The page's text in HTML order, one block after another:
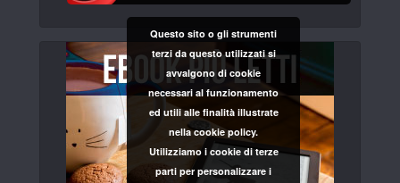
Questo sito o gli strumenti
terzi da questo utilizzati si
avvalgono di cookie
necessari al funzionamento
ed utili alle finalità illustrate
nella cookie policy.
Utilizziamo i cookie di terze
parti per personalizzare i